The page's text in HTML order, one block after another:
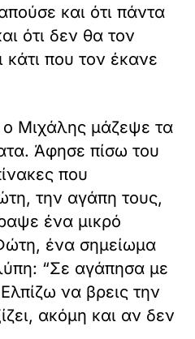
και ότι πάντα
ότι δεν θα τον
κάτι που τον έκανε
Μιχάλης μάζεψε τα
Άφησε πίσω του
που
την αγάπη τους,
ένα μικρό
ένα σημείωμα
“Σε αγάπησα με
να βρεις την
ακόμη και αν δεν